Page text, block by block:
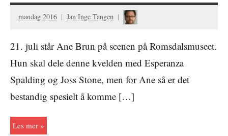
mandag 2016 Jan Inge Tangen
21. juli står Ane Brun på scenen på Romsdalsmuseet.
Hun skal dele denne kvelden med Esperanza
Spalding og Joss Stone, men for Ane så er det
bestandig spesielt å komme […]
Les mer